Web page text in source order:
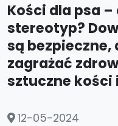
Kości dla psa
stereotyp?
są
zagrażać
sztuczne kości
12-05-2024